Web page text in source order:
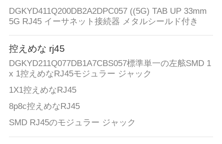
DGKYD411Q200DB2A2DPC057 ((5G) TAB UP 33mm
5G RJ45 イーサネット接続器 メタルシールド付き
控えめな rj45
DGKYD211Q077DB1A7CBS057標準単一の左舷SMD 1
x 1控えめなRJ45モジュラー ジャック
1X1控えめなRJ45
8p8c控えめなRJ45
SMD RJ45のモジュラー ジャック